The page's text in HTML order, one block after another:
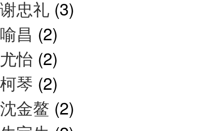
谢忠礼 (3)
喻昌 (2)
尤怡 (2)
柯琴 (2)
沈金鳌 (2)